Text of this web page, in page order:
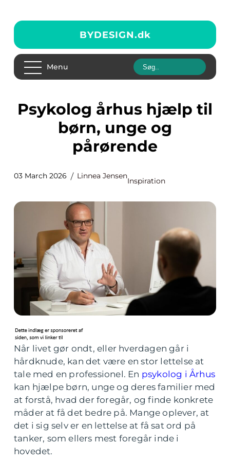
BYDESIGN.dk
Menu
Psykolog århus hjælp til
børn, unge og
pårørende
03 March 2026 Linnea Jensen
Inspiration
Når livet gør ondt, eller hverdagen går i
hårdknude, kan det være en stor lettelse at
tale med en professionel. En psykolog i Århus
kan hjælpe børn, unge og deres familier med
at forstå, hvad der foregår, og finde konkrete
måder at få det bedre på. Mange oplever, at
det i sig selv er en lettelse at få sat ord på
tanker, som ellers mest foregår inde i
hovedet.